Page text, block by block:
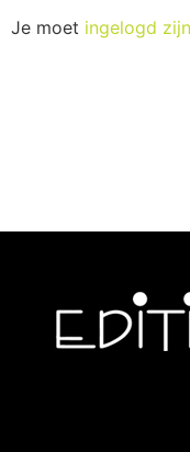
Je moet ingelogd